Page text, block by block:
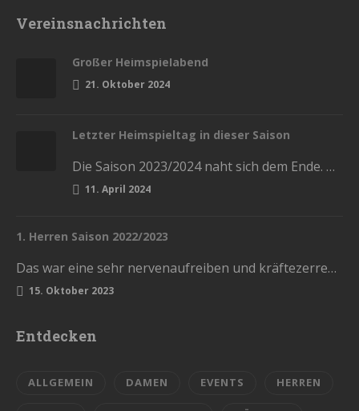
Vereinsnachrichten
Großer Heimspielabend
21. Oktober 2024
Letzter Heimspieltag in dieser Saison
Die Saison 2023/2024 naht sich dem Ende. Diesen Samstag haben wir die letzten Heimspiele in der Stadthalle. Kommt und lasst…
11. April 2024
1. Herren Saison 2022/2023
Das war eine sehr nervenaufreiben und kräftezerrende Saison. Mit einem Ende, womit wir nicht gerechnet hatten. Die Vorrunde schlossen wir…
15. Oktober 2023
Entdecken
ALLGEMEIN DAMEN EVENTS HERREN